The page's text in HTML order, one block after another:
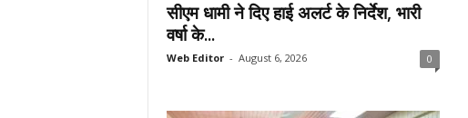
सीएम धामी ने दिए हाई अलर्ट के निर्देश, भारी
वर्षा के...
Web Editor - August 6, 2026 0